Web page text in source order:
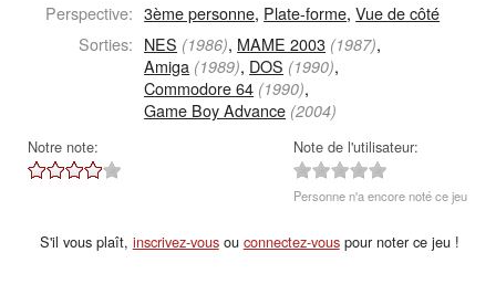
Perspective: 3ème personne, Plate-forme,Vue de côté
Sorties: NES (1986), MAME 2003 (1987),
Amiga (1989), DOS (1990),
Commodore 64 (1990),
Game Boy Advance (2004)
Notre note: Note de l'utilisateur:
Personne n'a encore noté ce jeu
S'il vous plaît, inscrivez-vousou connectez-vouspour noter ce jeu !